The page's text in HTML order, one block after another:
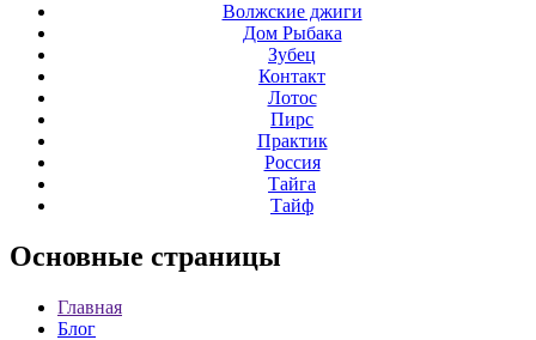
Волжские джиги
Дом Рыбака
Зубец
Контакт
Лотос
Пирс
Практик
Россия
Тайга
Тайф
Основные страницы
Главная
Блог